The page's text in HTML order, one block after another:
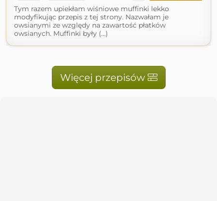
Tym razem upiekłam wiśniowe muffinki lekko
modyfikując przepis z tej strony. Nazwałam je
owsianymi ze względy na zawartość płatków
owsianych. Muffinki były (...)
Więcej przepisów